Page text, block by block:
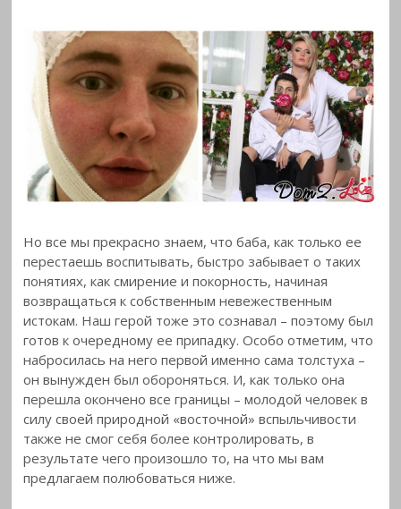
Но все мы прекрасно знаем, что баба, как только ее
перестаешь воспитывать, быстро забывает о таких
понятиях, как смирение и покорность, начиная
возвращаться к собственным невежественным
истокам. Наш герой тоже это сознавал – поэтому был
готов к очередному ее припадку. Особо отметим, что
набросилась на него первой именно сама толстуха –
он вынужден был обороняться. И, как только она
перешла окончено все границы – молодой человек в
силу своей природной «восточной» вспыльчивости
также не смог себя более контролировать, в
результате чего произошло то, на что мы вам
предлагаем полюбоваться ниже.